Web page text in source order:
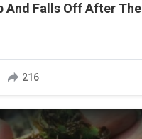
And Falls Off After
216